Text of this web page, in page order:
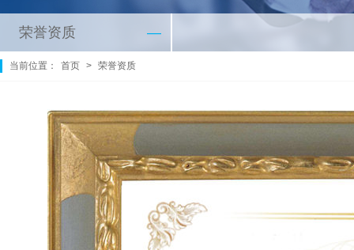
荣誉资质 —
当前位置： 首页 > 荣誉资质